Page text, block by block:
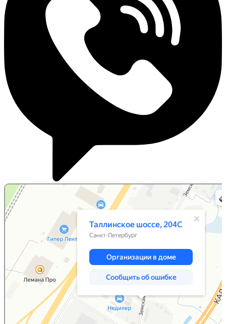
Санкт‑Петербург
Таллинское шоссе, 204С — Яндекс Карты